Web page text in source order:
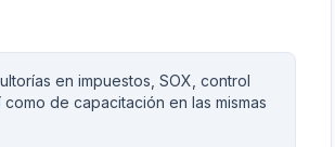
en impuestos, SOX, control
de capacitación en las mismas